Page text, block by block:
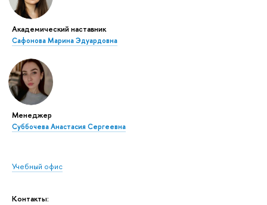
Академический наставник
Сафонова Марина Эдуардовна
Менеджер
Суббочева Анастасия Сергеевна
Учебный офис
Контакты: